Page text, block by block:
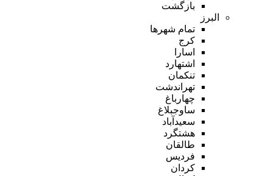
بازگشت
البرز
تمام شهر‌ها
کرج
اسارا
اشتهارد
تنکمان
تهراندشت
چهارباغ
ساوجبلاغ
سعیدآباد
هشتگرد
طالقان
فردیس
کردان